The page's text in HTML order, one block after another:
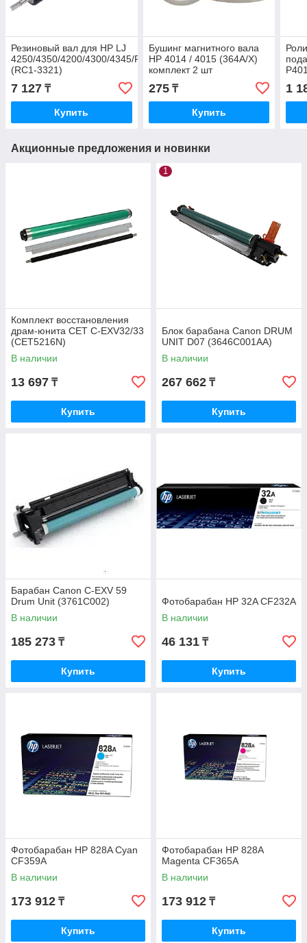
Резиновый вал для HP LJ
4250/4350/4200/4300/4345/P4014/P4015/P4515
(RC1-3321)
7 127 ₸
Купить
Бушинг магнитного вала
HP 4014 / 4015 (364A/X)
комплект 2 шт
275₸
Купить
1
Акционные предложения и новинки
Комплект восстановления
драм-юнита CET C-EXV32/33
(CET5216N)
В наличии
13 697 ₸
Купить
1
Блок барабана Canon DRUM
UNIT D07 (3646C001AA)
В наличии
267 662 ₸
Купить
Барабан Canon C-EXV 59
Drum Unit (3761C002)
В наличии
185 273 ₸
Купить
Фотобарабан HP 32A CF232A
В наличии
46 131 ₸
Купить
Фотобарабан HP 828A Cyan
CF359A
В наличии
173 912 ₸
Купить
Фотобарабан HP 828A
Magenta CF365A
В наличии
173 912 ₸
Купить